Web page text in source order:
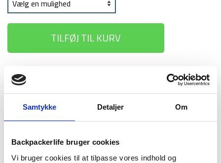
Samtykke Detaljer Om
Backpackerlife bruger cookies
Vi bruger cookies til at tilpasse vores indhold og
TILFØJ TIL KURV
100 dages
returret